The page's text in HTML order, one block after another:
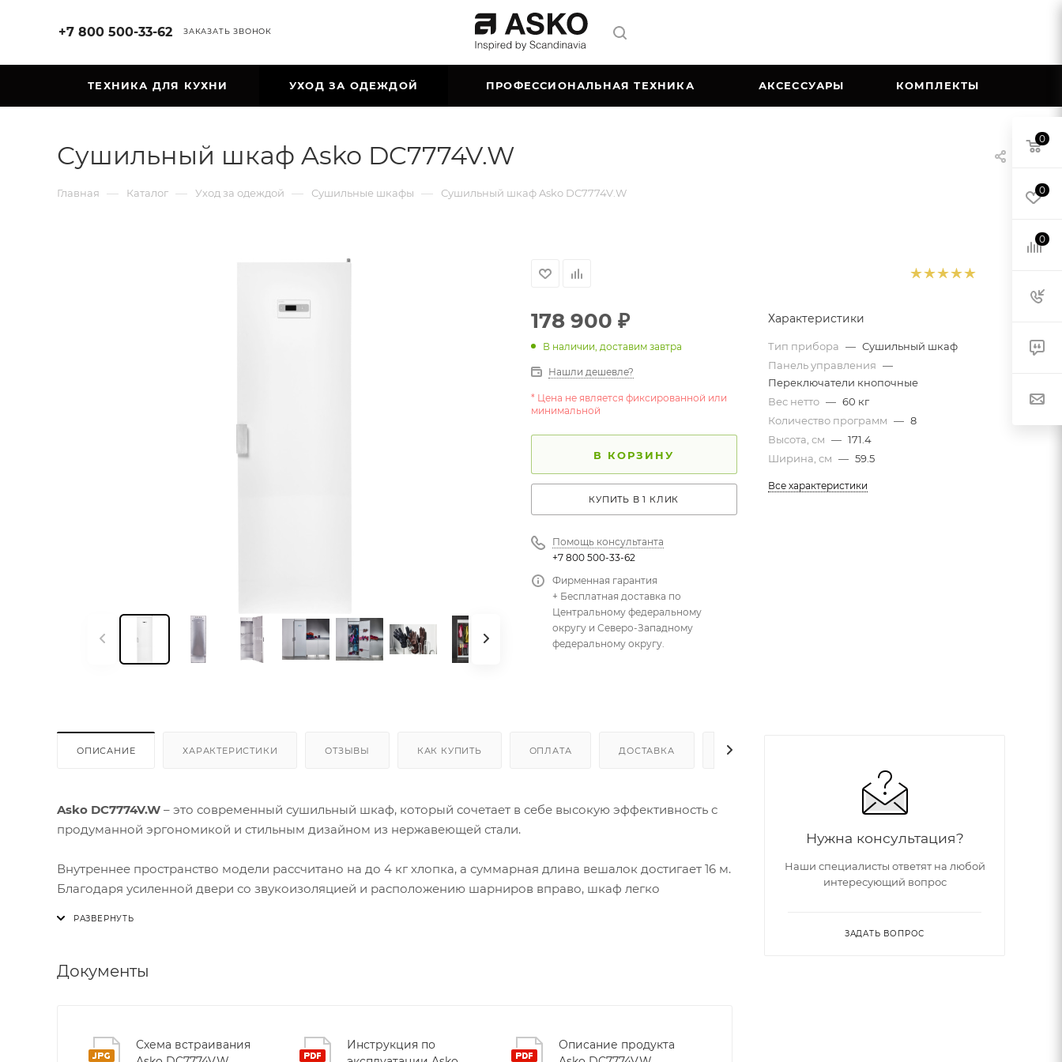
+7 800 500-33-62 ЗАКАЗАТЬ ЗВОНОК
ТЕХНИКА ДЛЯ КУХНИ УХОД ЗА ОДЕЖДОЙ ПРОФЕССИОНАЛЬНАЯ ТЕХНИКА АКСЕССУАРЫ КОМПЛЕКТЫ
Сушильный шкаф Asko DC7774V.W
Главная — Каталог — Уход за одеждой — Сушильные шкафы — Сушильный шкаф Asko DC7774V.W
178 900 ₽
В наличии, доставим завтра
Нашли дешевле?
* Цена не является фиксированной или
минимальной
В КОРЗИНУ
КУПИТЬ В 1 КЛИК
Помощь консультанта
+7 800 500-33-62
Фирменная гарантия
+ Бесплатная доставка по
Центральному федеральному
округу и Северо-Западному
федеральному округу.
Характеристики
Тип прибора — Сушильный шкаф
Панель управления —
Переключатели кнопочные
Вес нетто — 60 кг
Количество программ — 8
Высота, см — 171.4
Ширина, см — 59.5
Все характеристики
ОПИСАНИЕ ХАРАКТЕРИСТИКИ ОТЗЫВЫ КАК КУПИТЬ ОПЛАТА ДОСТАВКА ДОПОЛНИТЕЛЬНО
Asko DC7774V.W – это современный сушильный шкаф, который сочетает в себе высокую эффективность с
продуманной эргономикой и стильным дизайном из нержавеющей стали.
Внутреннее пространство модели рассчитано на до 4 кг хлопка, а суммарная длина вешалок достигает 16 м.
Благодаря усиленной двери со звукоизоляцией и расположению шарниров вправо, шкаф легко
старта. Система «выключение при открытии двери» и защита от детей гарантируют безопасность
Документы
Схема встраивания
Инструкция по
Описание продукта
Нужна консультация?
Наши специалисты ответят на любой
интересующий вопрос
ЗАДАТЬ ВОПРОС
0
0
0